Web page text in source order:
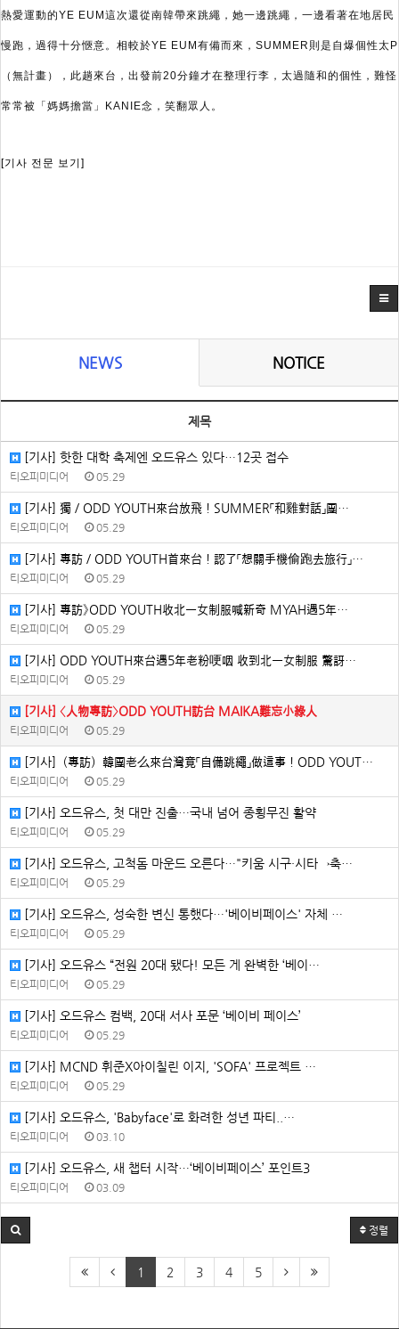
熱愛運動的YE EUM這次還從南韓帶來跳繩，她一邊跳繩，一邊看著在地居民
慢跑，過得十分愜意。相較於YE EUM有備而來，SUMMER則是自爆個性太P
（無計畫），此趟來台，出發前20分鐘才在整理行李，太過隨和的個性，難怪
常常被「媽媽擔當」KANIE念，笑翻眾人。
[기사 전문 보기]
NEWS NOTICE
제목
[기사] 핫한 대학 축제엔 오드유스 있다…12곳 접수
티오피미디어 05.29
[기사] 獨／ODD YOUTH來台放飛！SUMMER「和雞對話」團…
티오피미디어 05.29
[기사] 專訪／ODD YOUTH首來台！認了「想關手機偷跑去旅行」…
티오피미디어 05.29
[기사] 專訪》ODD YOUTH收北一女制服喊新奇 MYAH遇5年…
티오피미디어 05.29
[기사] ODD YOUTH來台遇5年老粉哽咽 收到北一女制服 驚訝…
티오피미디어 05.29
[기사] 〈人物專訪〉ODD YOUTH訪台 MAIKA難忘小綠人
티오피미디어 05.29
[기사]（專訪）韓團老么來台灣竟「自備跳繩」做這事！ODD YOUT…
티오피미디어 05.29
[기사] 오드유스, 첫 대만 진출…국내 넘어 종횡무진 활약
티오피미디어 05.29
[기사] 오드유스, 고척돔 마운드 오른다…"키움 시구·시타→축…
티오피미디어 05.29
[기사] 오드유스, 성숙한 변신 통했다…'베이비페이스' 자체 …
티오피미디어 05.29
[기사] 오드유스 “전원 20대 됐다! 모든 게 완벽한 ‘베이…
티오피미디어 05.29
[기사] 오드유스 컴백, 20대 서사 포문 ‘베이비 페이스’
티오피미디어 05.29
[기사] MCND 휘준X아이칠린 이지, 'SOFA' 프로젝트 …
티오피미디어 05.29
[기사] 오드유스, 'Babyface'로 화려한 성년 파티..…
티오피미디어 03.10
[기사] 오드유스, 새 챕터 시작…‘베이비페이스’ 포인트3
티오피미디어 03.09
정렬
1 2 3 4 5